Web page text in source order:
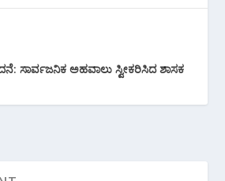
ಸಾರ್ವಜನಿಕ ಅಹವಾಲು ಸ್ವೀಕರಿಸಿದ ಶಾಸಕ